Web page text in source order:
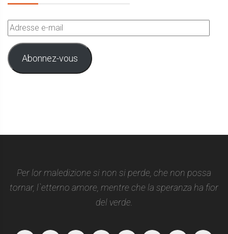
Adresse
e-
mail
Abonnez-vous
Per lor maledizione si non si perde, che non possa
tornar, l`etterno amore, mentre che la speranza ha fior
del verde.